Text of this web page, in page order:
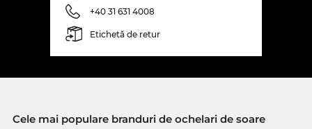
+40 31 631 4008
Etichetă de retur
Cele mai populare branduri de ochelari de soare